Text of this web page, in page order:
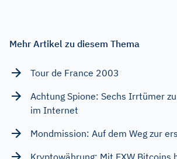
Mehr Artikel zu diesem Thema
Tour de France 2003
Achtung Spione: Sechs Irrtümer
im Internet
Mondmission: Auf dem Weg zur
Kryptowährung: Mit EXW Bitcoins